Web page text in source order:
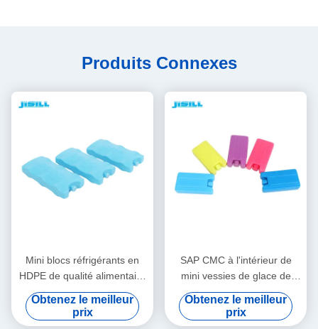
Produits Connexes
Mini blocs réfrigérants en
HDPE de qualité alimentaire
Forme/Couleur/Taille/Impression/Emballage
personnalisables Livraison
en 15-20 jours
Obtenez le meilleur
prix
SAP CMC à l'intérieur de
mini vessies de glace de
Liquild pour des enfants 10,8
* 5,8 * 2cm
Obtenez le meilleur
prix